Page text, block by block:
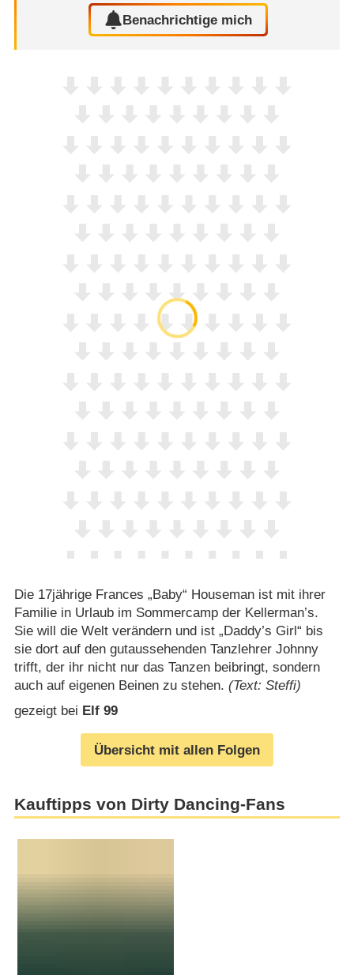
Benachrichtige mich
Die 17jährige Frances „Baby“ Houseman ist mit ihrer
Familie in Urlaub im Sommercamp der Kellerman’s.
Sie will die Welt verändern und ist „Daddy’s Girl“ bis
sie dort auf den gutaussehenden Tanzlehrer Johnny
trifft, der ihr nicht nur das Tanzen beibringt, sondern
auch auf eigenen Beinen zu stehen. (Text: Steffi)
gezeigt bei Elf 99
Übersicht mit allen Folgen
Kauftipps von Dirty Dancing-Fans